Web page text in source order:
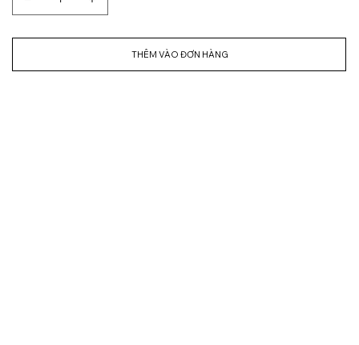
THÊM VÀO ĐƠN HÀNG